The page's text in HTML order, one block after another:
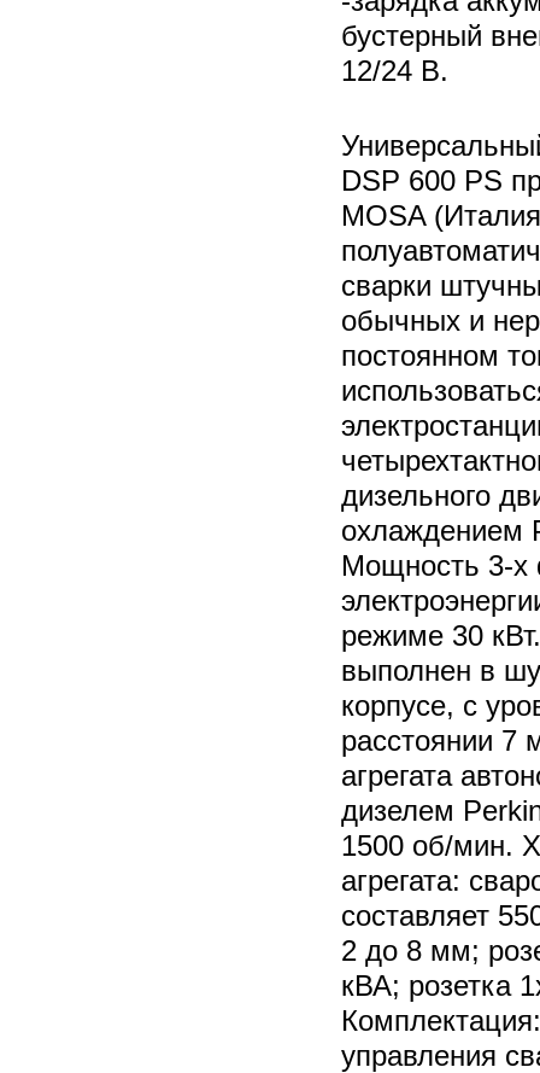
бустерный
12/24 В.
DSP 600 PS
MOSA
сварки
обычных и
постоянном
дизельного
охлаждением
Мощность 3-х
режиме 30
выполнен в
корпусе, с
расстоянии 7
агрегата
дизелем
1500 об/мин.
агрегата:
составляет
2 до 8 мм;
кВА; розетка
управления